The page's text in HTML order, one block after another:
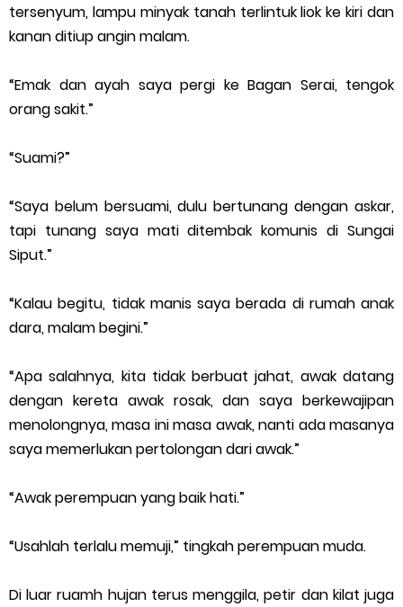
tersenyum, lampu minyak tanah terlintuk liok ke kiri dan
kanan ditiup angin malam.
“Emak dan ayah saya pergi ke Bagan Serai, tengok
orang sakit.”
“Suami?”
“Saya belum bersuami, dulu bertunang dengan askar,
tapi tunang saya mati ditembak komunis di Sungai
Siput.”
“Kalau begitu, tidak manis saya berada di rumah anak
dara, malam begini.”
“Apa salahnya, kita tidak berbuat jahat, awak datang
dengan kereta awak rosak, dan saya berkewajipan
menolongnya, masa ini masa awak, nanti ada masanya
saya memerlukan pertolongan dari awak.”
“Awak perempuan yang baik hati.”
“Usahlah terlalu memuji,” tingkah perempuan muda.
Di luar ruamh hujan terus menggila, petir dan kilat juga